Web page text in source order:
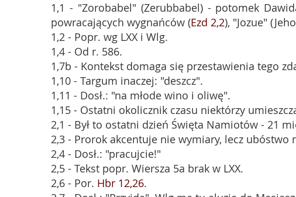
1,1 - "Zorobabel" (Zerubbabel) - potomek
powracających wygnańców (Ezd 2,2), "Jozue"
1,2 - Popr. wg LXX i Wlg.
1,4 - Od r. 586.
1,7b - Kontekst domaga się przestawienia tego
1,10 - Targum inaczej: "deszcz".
1,11 - Dosł.: "na młode wino i oliwę".
1,15 - Ostatni okolicznik czasu niektórzy
2,1 - Był to ostatni dzień Święta Namiotów - 21
2,3 - Prorok akcentuje nie wymiary, lecz ubóstwo
2,4 - Dosł.: "pracujcie!"
2,5 - Tekst popr. Wiersza 5a brak w LXX.
2,6 - Por. Hbr 12,26.